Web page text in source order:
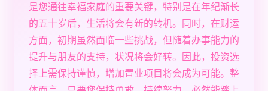
是您通往幸福家庭的重要关键，特别是在年纪渐长
的五十岁后，生活将会有新的转机。同时，在财运
方面，初期虽然面临一些挑战，但随着办事能力的
提升与朋友的支持，状况将会好转。因此，投资选
择上需保持谨慎，增加置业项目将会成为可能。整